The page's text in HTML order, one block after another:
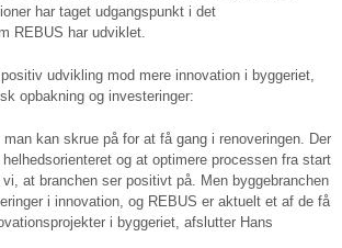
har taget udgangspunkt i det
REBUS har udviklet.
udvikling mod mere innovation i byggeriet,
opbakning og investeringer:
kan skrue på for at få gang i renoveringen. Der
og at optimere processen fra start
at branchen ser positivt på. Men byggebranchen
i innovation, og REBUS er aktuelt et af de få
i byggeriet, afslutter Hans